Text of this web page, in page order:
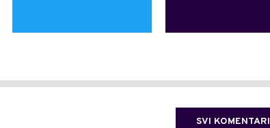
SVI KOMENTARI